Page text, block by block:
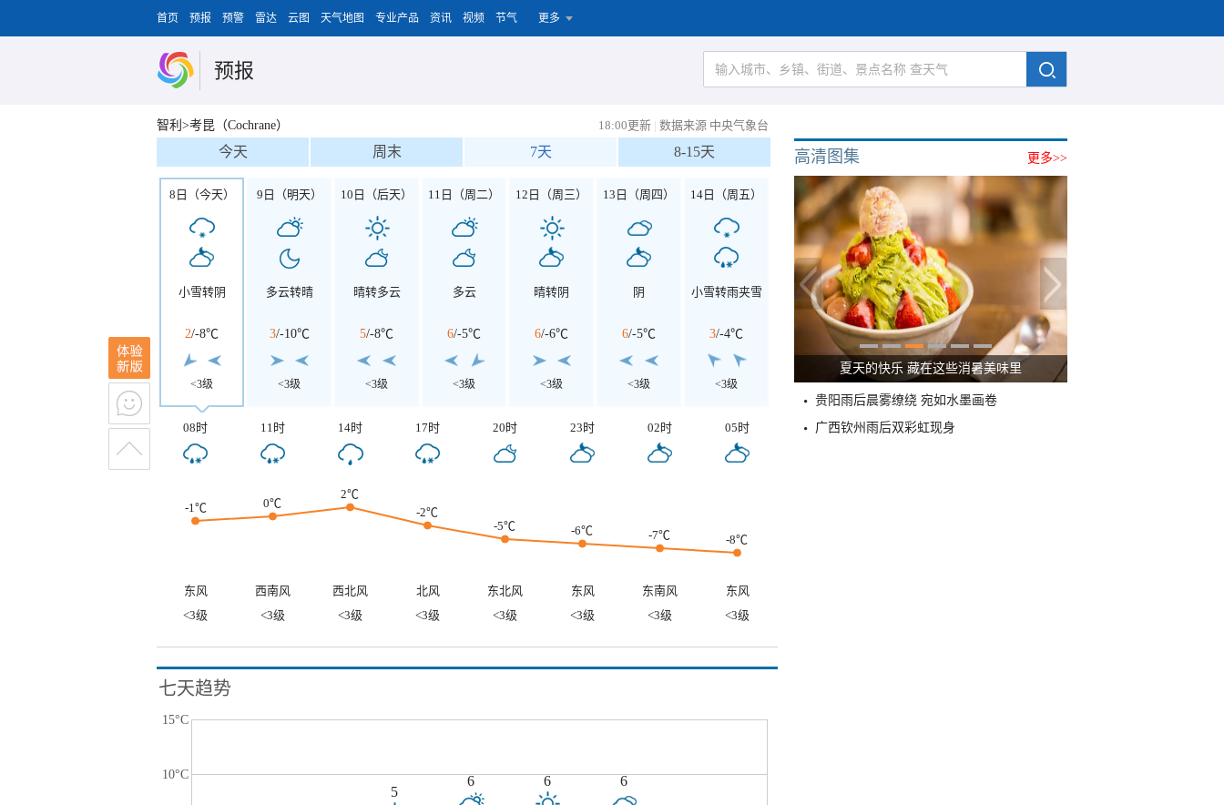
首页 预报 预警 雷达 云图 天气地图 专业产品 资讯 视频 节气 更多
预报
智利>考昆（Cochrane） 18:00更新 | 数据来源 中央气象台
今天 周末 7天 8-15天
8日（今天）
小雪转阴
2/-8℃
<3级
9日（明天）
多云转晴
3/-10℃
<3级
10日（后天）
晴转多云
5/-8℃
<3级
11日（周二）
多云
6/-5℃
<3级
12日（周三）
晴转阴
6/-6℃
<3级
13日（周四）
阴
6/-5℃
<3级
14日（周五）
小雪转雨夹雪
3/-4℃
<3级
08时 11时 14时 17时 20时 23时 02时 05时
-1℃ 0℃
2℃
-2℃
-5℃
-6℃ -7℃ -8℃
东风 西南风 西北风 北风 东北风 东风 东南风
东风
<3级
<3级 <3级 <3级 <3级 <3级 <3级 <3级
七天趋势
15°C
10°C
5
6 6 6
更多>>
高清图集
广西南宁：盛夏里的“绿野仙踪”
贵阳雨后晨雾缭绕 宛如水墨画卷
广西钦州雨后双彩虹现身